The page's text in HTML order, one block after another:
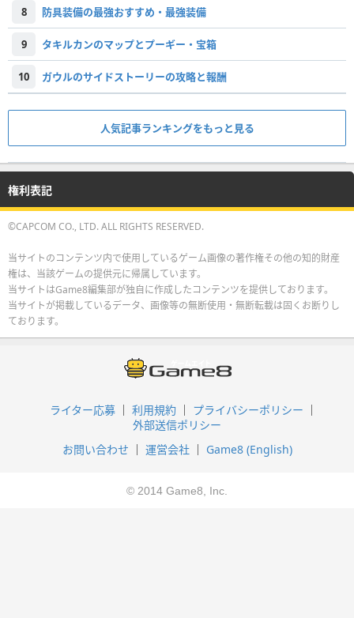
8 防具装備の最強おすすめ・最強装備
9 タキルカンのマップとプーギー・宝箱
10 ガウルのサイドストーリーの攻略と報酬
人気記事ランキングをもっと見る
権利表記
©CAPCOM CO., LTD. ALL RIGHTS RESERVED.
当サイトのコンテンツ内で使用しているゲーム画像の著作権その他の知的財産
権は、当該ゲームの提供元に帰属しています。
当サイトはGame8編集部が独自に作成したコンテンツを提供しております。
当サイトが掲載しているデータ、画像等の無断使用・無断転載は固くお断りし
ております。
ライター応募 利用規約
プライバシーポリシー
外部送信ポリシー
お問い合わせ
運営会社 Game8 (English)
© 2014 Game8, Inc.